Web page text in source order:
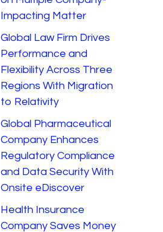
Impacting Matter
Global Law Firm Drives
Performance and
Flexibility Across Three
Regions With Migration
to Relativity
Global Pharmaceutical
Company Enhances
Regulatory Compliance
and Data Security With
Onsite eDiscover
Health Insurance
Company Saves Money